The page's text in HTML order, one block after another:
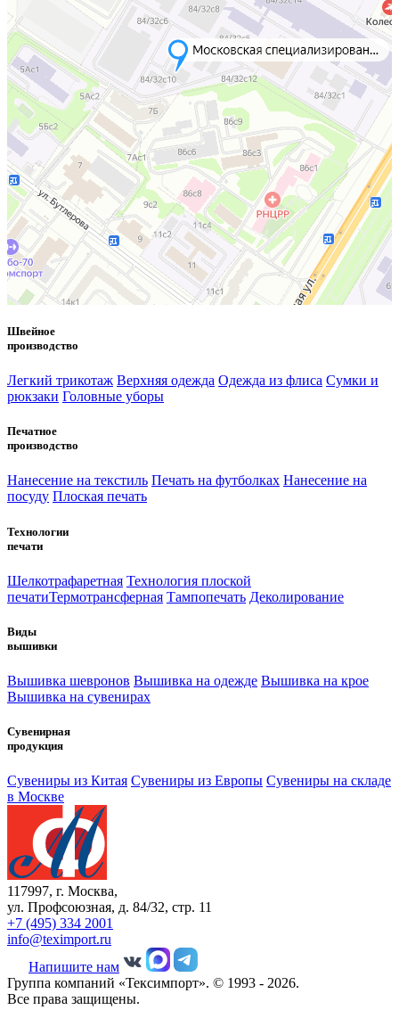
Швейное
производство
Легкий трикотаж Верхняя одежда Одежда из флиса Сумки и
рюкзаки Головные уборы
Печатное
производство
Нанесение на текстиль Печать на футболках Нанесение на
посуду Плоская печать
Технологии
печати
Шелкотрафаретная Технология плоской
печатиТермотрансферная Тампопечать Деколирование
Виды
вышивки
Вышивка шевронов Вышивка на одежде Вышивка на крое
Вышивка на сувенирах
Сувенирная
продукция
Сувениры из Китая Сувениры из Европы Сувениры на складе
в Москве
117997, г. Москва,
ул. Профсоюзная, д. 84/32, стр. 11
+7 (495) 334 2001
info@teximport.ru
Напишите нам
Группа компаний «Тексимпорт». © 1993 - 2026.
Все права защищены.